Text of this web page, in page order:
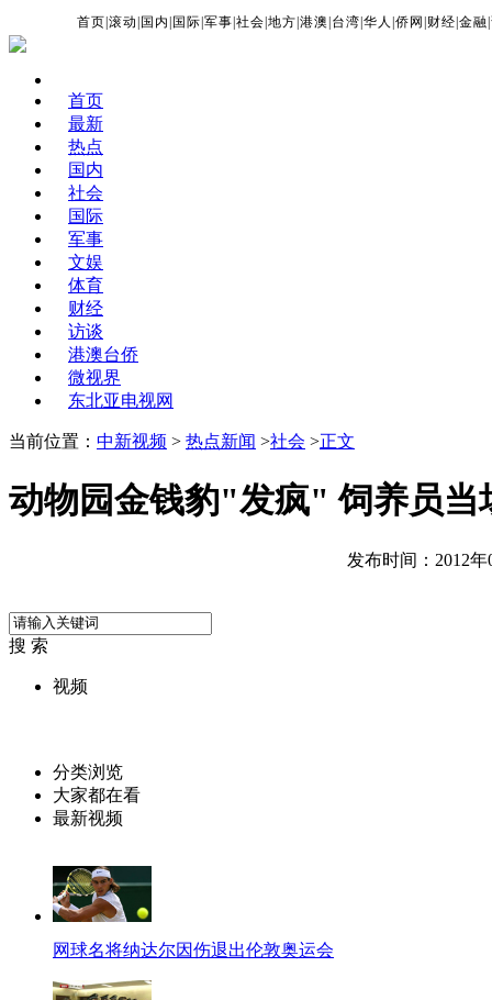
首页 |滚动 国内 国际 |军事 |社会 |地方 |港澳 台湾 |华人 |侨网 财经 |金融 |
首页
最新
热点
国内
社会
国际
军事
文娱
体育
财经
访谈
港澳台侨
微视界
东北亚电视网
当前位置： 中新视频 > 热点新闻 >社会 >正文
动物园金钱豹"发疯" 饲养员当
发布时间：2012年
搜 索
视频
分类浏览
大家都在看
最新视频
网球名将纳达尔因伤退出伦敦奥运会